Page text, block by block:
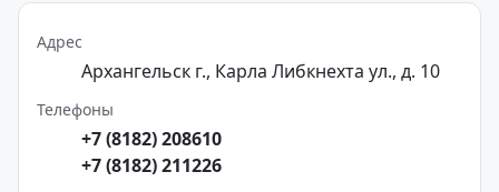
Адрес
Архангельск г., Карла Либкнехта ул., д. 10
Телефоны
+7 (8182) 208610
+7 (8182) 211226